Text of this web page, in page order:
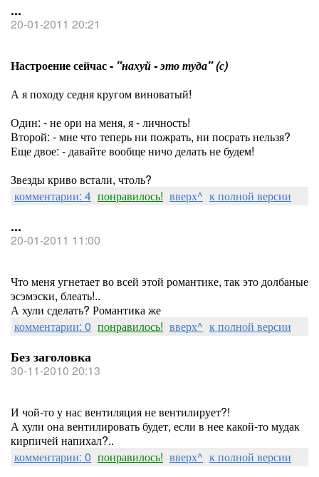
...
20-01-2011 20:21
Настроение сейчас - "нахуй - это туда" (с)
А я походу седня кругом виноватый!
Один: - не ори на меня, я - личность!
Второй: - мне что теперь ни пожрать, ни посрать нельзя?
Еще двое: - давайте вообще ничо делать не будем!
Звезды криво встали, чтоль?
комментарии: 4 понравилось! вверх^ к полной версии
...
20-01-2011 11:00
Что меня угнетает во всей этой романтике, так это долбаные
эсэмэски, блеать!..
А хули сделать? Романтика же
комментарии: 0 понравилось! вверх^ к полной версии
Без заголовка
30-11-2010 20:13
И чой-то у нас вентиляция не вентилирует?!
А хули она вентилировать будет, если в нее какой-то мудак
кирпичей напихал?..
комментарии: 0 понравилось! вверх^ к полной версии